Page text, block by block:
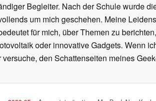
Begleiter. Nach der Schule wurde
um mich geschehen. Meine
für mich, über Themen zu
oder innovative Gadgets. Wenn
den Schattenseiten meines